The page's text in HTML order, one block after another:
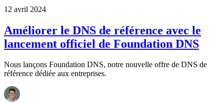
12 avril 2024
Améliorer le DNS de référence avec le
lancement officiel de Foundation DNS
Nous lançons Foundation DNS, notre nouvelle offre de DNS de
référence dédiée aux entreprises.